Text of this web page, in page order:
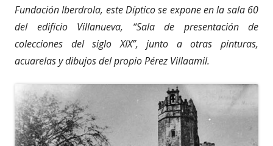
Fundación Iberdrola, este Díptico se expone en la sala 60
del edificio Villanueva, “Sala de presentación de
colecciones del siglo XIX”, junto a otras pinturas,
acuarelas y dibujos del propio Pérez Villaamil.